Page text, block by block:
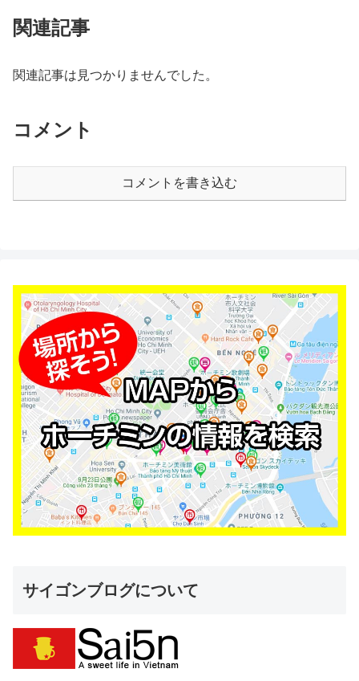
関連記事
関連記事は見つかりませんでした。
コメント
コメントを書き込む
サイゴンブログについて